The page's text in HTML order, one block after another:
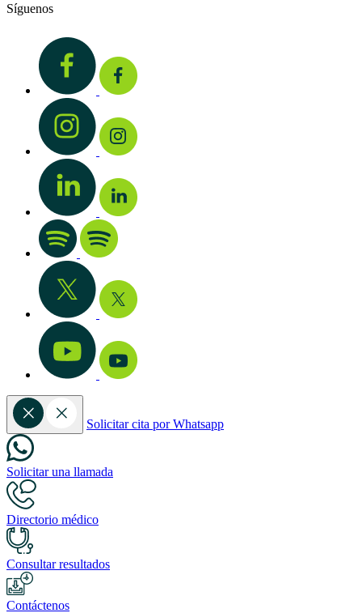
Síguenos
Solicitar cita por Whatsapp
Solicitar una llamada
Directorio médico
Consultar resultados
Contáctenos